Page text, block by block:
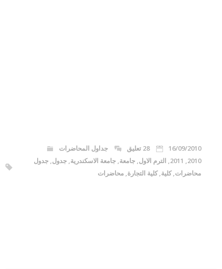
16/09/2010 28 تعليق
جداول المحاضرات
2010
,
2011
, الترم الاول,جامعة,جامعة الاسكندرية,جدول,جدول
محاضرات,كلية,كلية التجارة,محاضرات